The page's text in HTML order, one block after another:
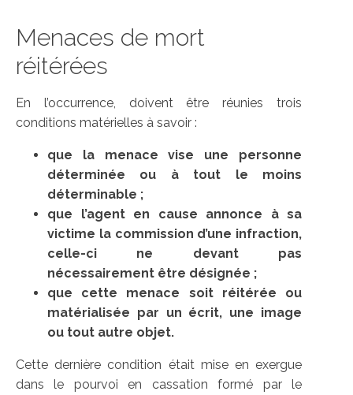
Menaces de mort
réitérées
En l’occurrence, doivent être réunies trois
conditions matérielles à savoir :
que la menace vise une personne
déterminée ou à tout le moins
déterminable ;
que l’agent en cause annonce à sa
victime la commission d’une infraction,
celle-ci ne devant pas
nécessairement être désignée ;
que cette menace soit réitérée ou
matérialisée par un écrit, une image
ou tout autre objet.
Cette dernière condition était mise en exergue
dans le pourvoi en cassation formé par le